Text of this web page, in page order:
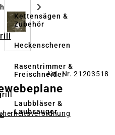
Kettensägen &
Zubehör
Heckenscheren
Rasentrimmer &
Freischneider
Laubbläser &
Laubsauger
Art.-Nr. 21203518